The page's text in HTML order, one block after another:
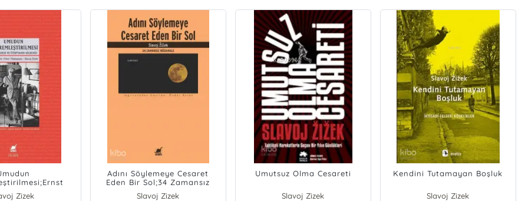
Geleceği
Zizek
Adını Söylemeye Cesaret
Eden Bir Sol;34 Zamansız
Müdahale
Slavoj Zizek
Umutsuz Olma Cesareti
Slavoj Zizek
Kendini Tutamayan Boşluk
Slavoj Zizek